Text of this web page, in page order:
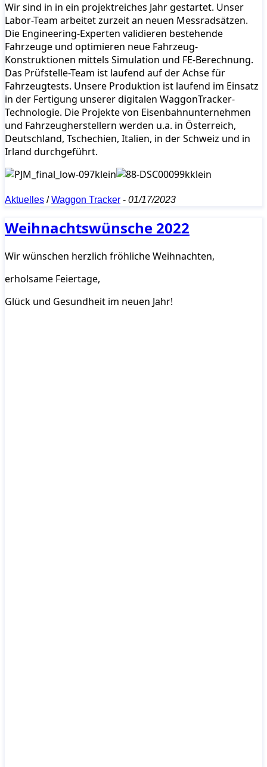
Wir sind in in ein projektreiches Jahr gestartet. Unser
Labor-Team arbeitet zurzeit an neuen Messradsätzen.
Die Engineering-Experten validieren bestehende
Fahrzeuge und optimieren neue Fahrzeug-
Konstruktionen mittels Simulation und FE-Berechnung.
Das Prüfstelle-Team ist laufend auf der Achse für
Fahrzeugtests. Unsere Produktion ist laufend im Einsatz
in der Fertigung unserer digitalen WaggonTracker-
Technologie. Die Projekte von Eisenbahnunternehmen
und Fahrzeugherstellern werden u.a. in Österreich,
Deutschland, Tschechien, Italien, in der Schweiz und in
Irland durchgeführt.
Aktuelles /Waggon Tracker - 01/17/2023
Weihnachtswünsche 2022
Wir wünschen herzlich fröhliche Weihnachten,
erholsame Feiertage,
Glück und Gesundheit im neuen Jahr!